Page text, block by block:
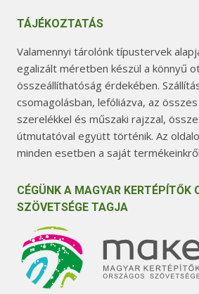
TÁJÉKOZTATÁS
Valamennyi tárolónk típustervek
egalizált méretben készül a könnyű
összeállíthatóság érdekében.
csomagolásban, lefóliázva, az
szerelékkel és műszaki rajzzal,
útmutatóval együtt történik. Az
minden esetben a saját
CÉGÜNK A MAGYAR KERTÉPÍTŐK
SZÖVETSÉGE TAGJA